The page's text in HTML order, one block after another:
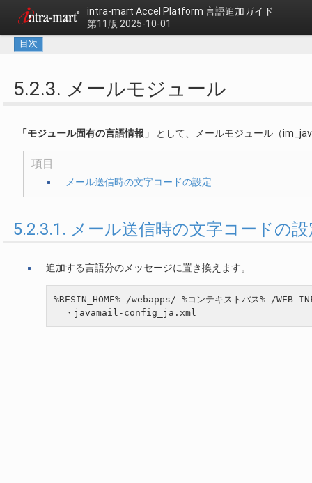
intra-mart Accel Platform 言語追加ガイド
第11版 2025-10-01
目次
5.2.3. メールモジュール
「モジュール固有の言語情報」 として、メールモジュール（
項目
メール送信時の文字コードの設定
5.2.3.1. メール送信時の文字コードの
追加する言語分のメッセージに置き換えます。
%RESIN_HOME% /webapps/ %コンテキストパス% /